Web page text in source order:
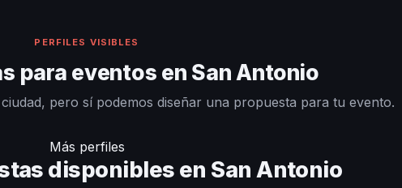
PERFILES VISIBLES
para eventos en San Antonio
pero sí podemos diseñar una propuesta para tu evento.
Más perfiles
disponibles en San Antonio